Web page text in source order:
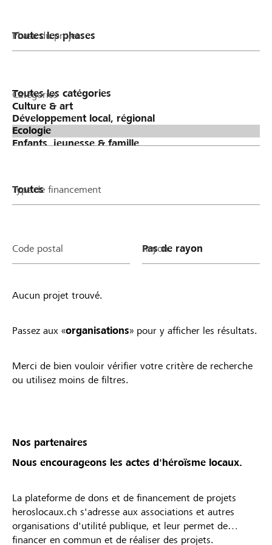
Phase du projet
Catégories
Type de financement
Code postal Rayon
Aucun projet trouvé.
Passez aux «organisations» pour y afficher les résultats.
Merci de bien vouloir vérifier votre critère de recherche
ou utilisez moins de filtres.
Nos partenaires
Nous encourageons les actes d'héroïsme locaux.
La plateforme de dons et de financement de projets
heroslocaux.ch s'adresse aux associations et autres
organisations d'utilité publique, et leur permet de
financer en commun et de réaliser des projets.